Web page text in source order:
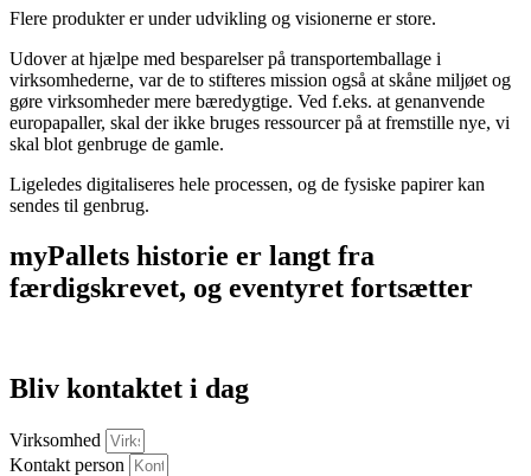
Flere produkter er under udvikling og visionerne er store.
Udover at hjælpe med besparelser på transportemballage i
virksomhederne, var de to stifteres mission også at skåne miljøet og
gøre virksomheder mere bæredygtige. Ved f.eks. at genanvende
europapaller, skal der ikke bruges ressourcer på at fremstille nye, vi
skal blot genbruge de gamle.
Ligeledes digitaliseres hele processen, og de fysiske papirer kan
sendes til genbrug.
myPallets historie er langt fra
færdigskrevet, og eventyret fortsætter
Bliv kontaktet i dag
Virksomhed
Kontakt person